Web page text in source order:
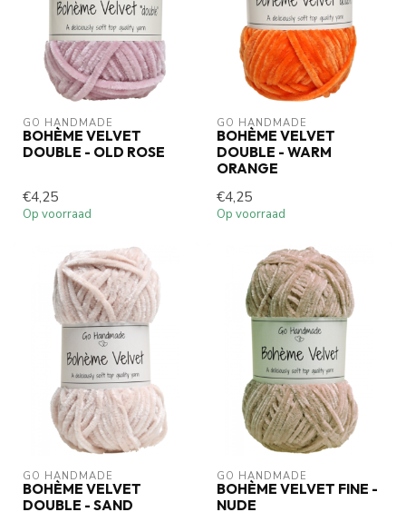
GO HANDMADE
BOHÈME VELVET
DOUBLE - OLD ROSE
€4,25
Op voorraad
GO HANDMADE
BOHÈME VELVET
DOUBLE - WARM
ORANGE
€4,25
Op voorraad
GO HANDMADE
BOHÈME VELVET
DOUBLE - SAND
GO HANDMADE
BOHÈME VELVET FINE -
NUDE